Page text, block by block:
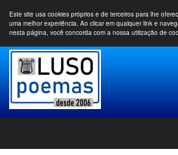
Este site usa cookies próprios e de terceiros para lhe
uma melhor experiência. Ao clicar em qualquer link e
nesta página, você concorda com a nossa utilização de